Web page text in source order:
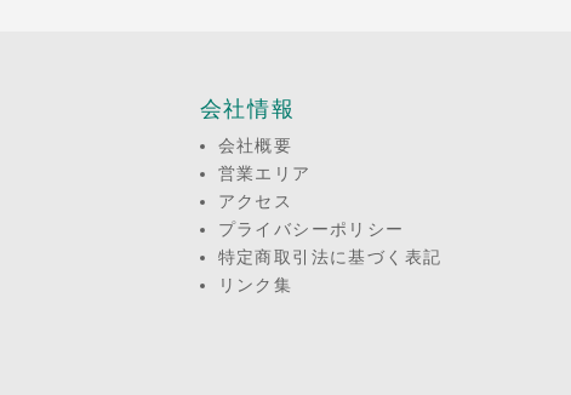
会社情報
会社概要
営業エリア
アクセス
プライバシーポリシー
特定商取引法に基づく表記
リンク集